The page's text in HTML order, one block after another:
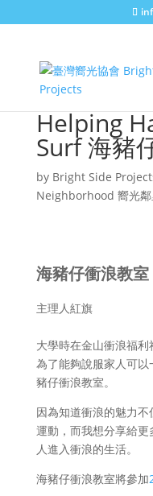
Helping
Surf 海豬
by Bright Side
Neighborhood 嚮光鄰
海豬仔衝浪教室
主理人紅旗
大學時在金山衝浪福利
為了能夠說服家人可
豬仔衝浪教室。
因為知道衝浪的魅力
運動，而我想分享給
人進入衝浪的生活。
海豬仔衝浪教室將參加